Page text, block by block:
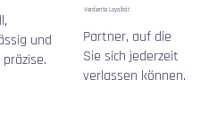
und
Verdiente Loyalität
Partner, auf die
Sie sich jederzeit
verlassen können.